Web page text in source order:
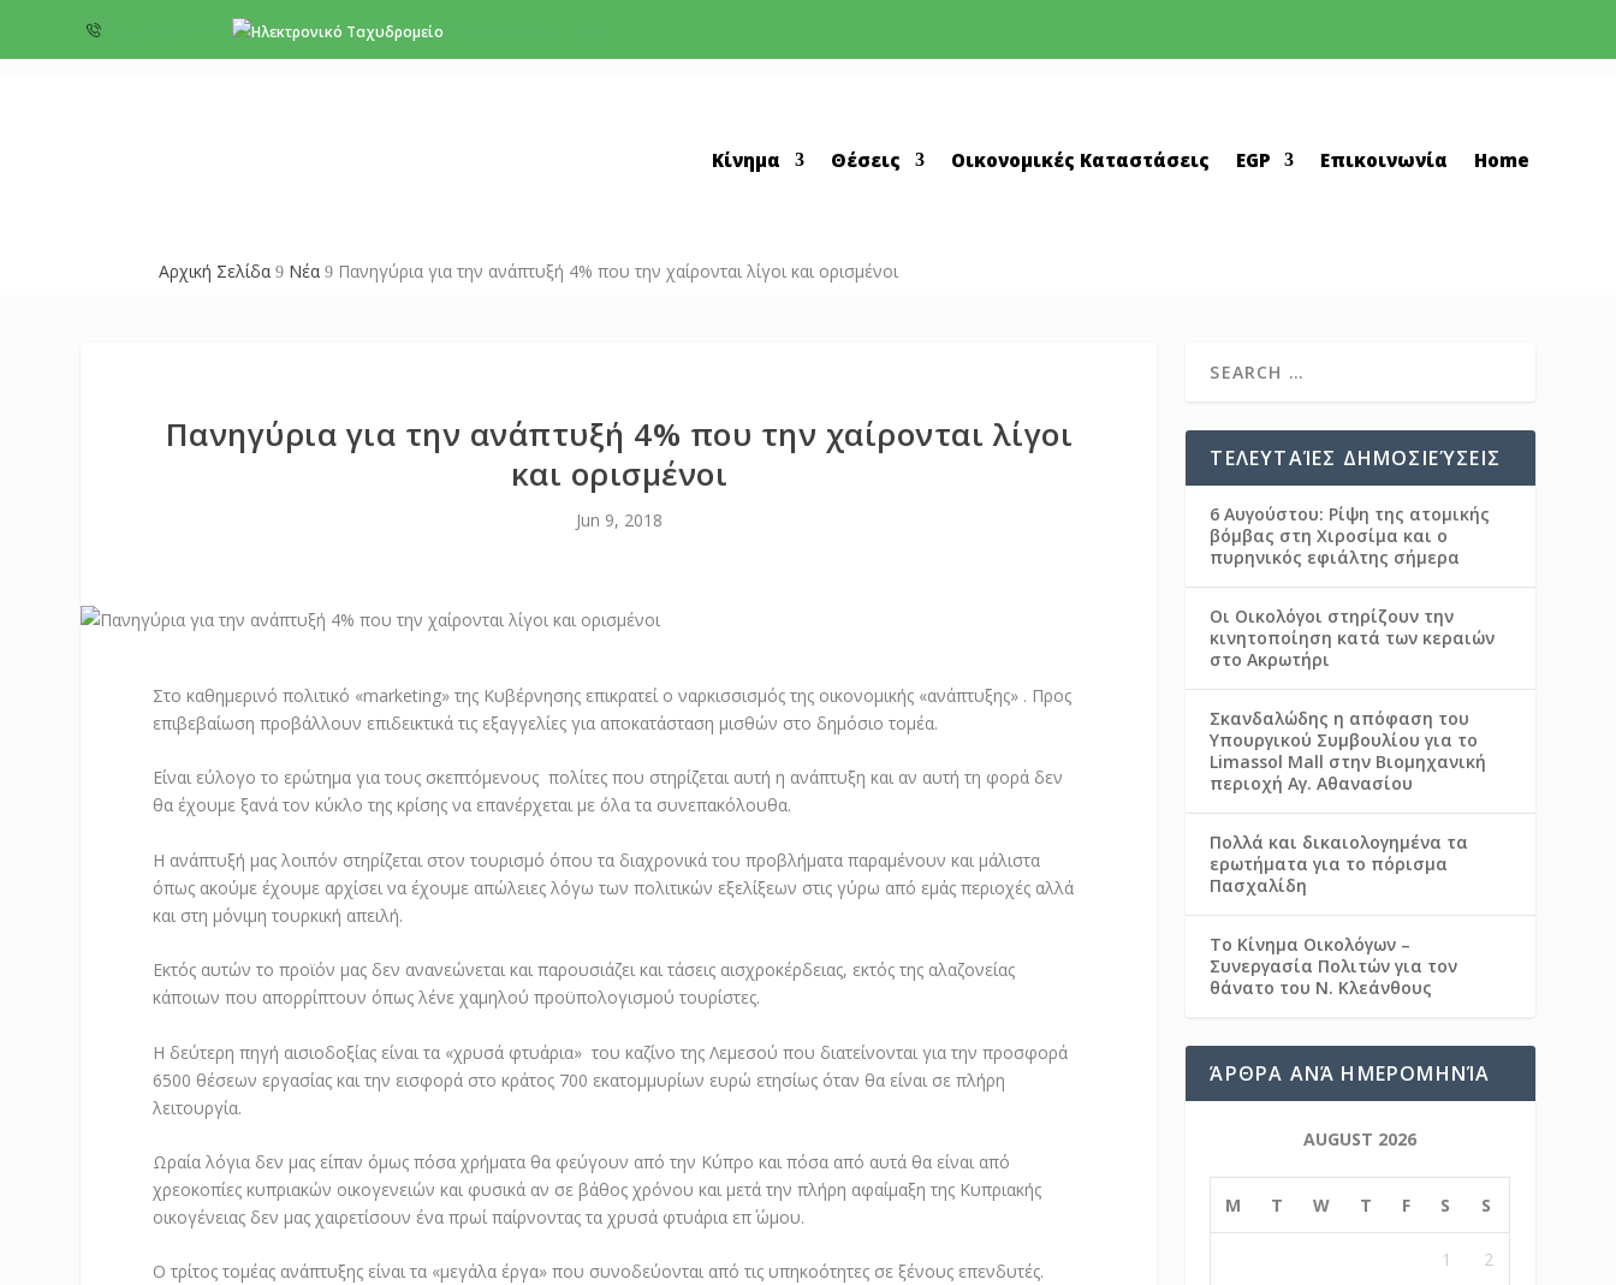
Κίνημα Θέσεις Οικονομικές Καταστάσεις EGP Επικοινωνία Home
Αρχική Σελίδα 9 Νέα 9 Πανηγύρια για την ανάπτυξή 4% που την χαίρονται λίγοι και ορισμένοι
Πανηγύρια για την ανάπτυξή 4% που την χαίρονται λίγοι
και ορισμένοι
Jun 9, 2018
Στο καθημερινό πολιτικό «marketing» της Κυβέρνησης επικρατεί ο ναρκισσισμός της οικονομικής «ανάπτυξης» . Προς
επιβεβαίωση προβάλλουν επιδεικτικά τις εξαγγελίες για αποκατάσταση μισθών στο δημόσιο τομέα.
Είναι εύλογο το ερώτημα για τους σκεπτόμενους πολίτες που στηρίζεται αυτή η ανάπτυξη και αν αυτή τη φορά δεν
θα έχουμε ξανά τον κύκλο της κρίσης να επανέρχεται με όλα τα συνεπακόλουθα.
Η ανάπτυξή μας λοιπόν στηρίζεται στον τουρισμό όπου τα διαχρονικά του προβλήματα παραμένουν και μάλιστα
όπως ακούμε έχουμε αρχίσει να έχουμε απώλειες λόγω των πολιτικών εξελίξεων στις γύρω από εμάς περιοχές αλλά
και στη μόνιμη τουρκική απειλή.
Εκτός αυτών το προϊόν μας δεν ανανεώνεται και παρουσιάζει και τάσεις αισχροκέρδειας, εκτός της αλαζονείας
κάποιων που απορρίπτουν όπως λένε χαμηλού προϋπολογισμού τουρίστες.
Η δεύτερη πηγή αισιοδοξίας είναι τα «χρυσά φτυάρια» του καζίνο της Λεμεσού που διατείνονται για την προσφορά
6500 θέσεων εργασίας και την εισφορά στο κράτος 700 εκατομμυρίων ευρώ ετησίως όταν θα είναι σε πλήρη
λειτουργία.
Ωραία λόγια δεν μας είπαν όμως πόσα χρήματα θα φεύγουν από την Κύπρο και πόσα από αυτά θα είναι από
χρεοκοπίες κυπριακών οικογενειών και φυσικά αν σε βάθος χρόνου και μετά την πλήρη αφαίμαξη της Κυπριακής
οικογένειας δεν μας χαιρετίσουν ένα πρωί παίρνοντας τα χρυσά φτυάρια επ΄ ώμου.
Ο τρίτος τομέας ανάπτυξης είναι τα «μεγάλα έργα» που συνοδεύονται από τις υπηκοότητες σε ξένους επενδυτές.
ΤΕΛΕΥΤΑΊΕΣ ΔΗΜΟΣΙΕΎΣΕΙΣ
6 Αυγούστου: Ρίψη της ατομικής
βόμβας στη Χιροσίμα και ο
πυρηνικός εφιάλτης σήμερα
Οι Οικολόγοι στηρίζουν την
κινητοποίηση κατά των κεραιών
στο Ακρωτήρι
Σκανδαλώδης η απόφαση του
Υπουργικού Συμβουλίου για το
Limassol Mall στην Βιομηχανική
περιοχή Αγ. Αθανασίου
Πολλά και δικαιολογημένα τα
ερωτήματα για το πόρισμα
Πασχαλίδη
Το Κίνημα Οικολόγων –
Συνεργασία Πολιτών για τον
θάνατο του Ν. Κλεάνθους
ΆΡΘΡΑ ΑΝΆ ΗΜΕΡΟΜΗΝΊΑ
AUGUST 2026
M T W T F S S
1 2